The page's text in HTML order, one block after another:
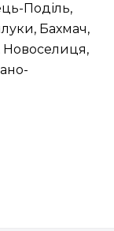
Поділь,
Бахмач,
Новоселиця,